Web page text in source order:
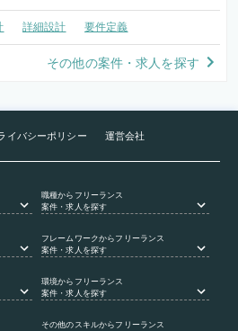
詳細設計 要件定義
その他の案件・求人を探す
イバシーポリシー 運営会社
職種からフリーランス
案件・求人を探す
フレームワークからフリーランス
案件・求人を探す
環境からフリーランス
案件・求人を探す
その他のスキルからフリーランス